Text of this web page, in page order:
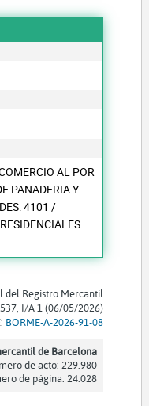
AL POR
PANADERIA Y
4101 /
del Registro Mercantil
I/A 1 (06/05/2026)
BORME-A-2026-91-08
de Barcelona
de acto: 229.980
de página: 24.028